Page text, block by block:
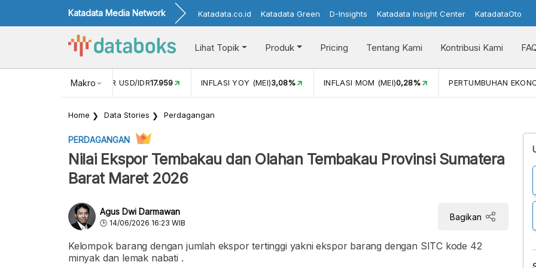
Katadata Media Network Katadata.co.id Katadata Green D-Insights Katadata Insight Center KatadataOto
Lihat Topik Produk Pricing Tentang Kami Kontribusi Kami
Makro
NILAI TUKAR USD/IDR17.959 INFLASI YOY (MEI)3,08% INFLASI MOM (MEI)0,28% PERTUMBUHAN
Home Data Stories Perdagangan
PERDAGANGAN
Nilai Ekspor Tembakau dan Olahan Tembakau Provinsi Sumatera
Barat Maret 2026
Agus Dwi Darmawan
14/06/2026 16:23 WIB
Bagikan
Kelompok barang dengan jumlah ekspor tertinggi yakni ekspor barang dengan SITC kode 42
minyak dan lemak nabati .